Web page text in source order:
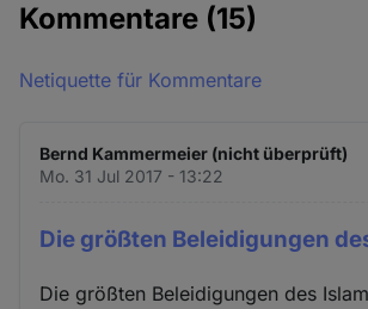
Kommentare (15)
Netiquette für Kommentare
Bernd Kammermeier (nicht überprüft)
Mo. 31 Jul 2017 - 13:22
Die größten Beleidigungen
Die größten Beleidigungen des